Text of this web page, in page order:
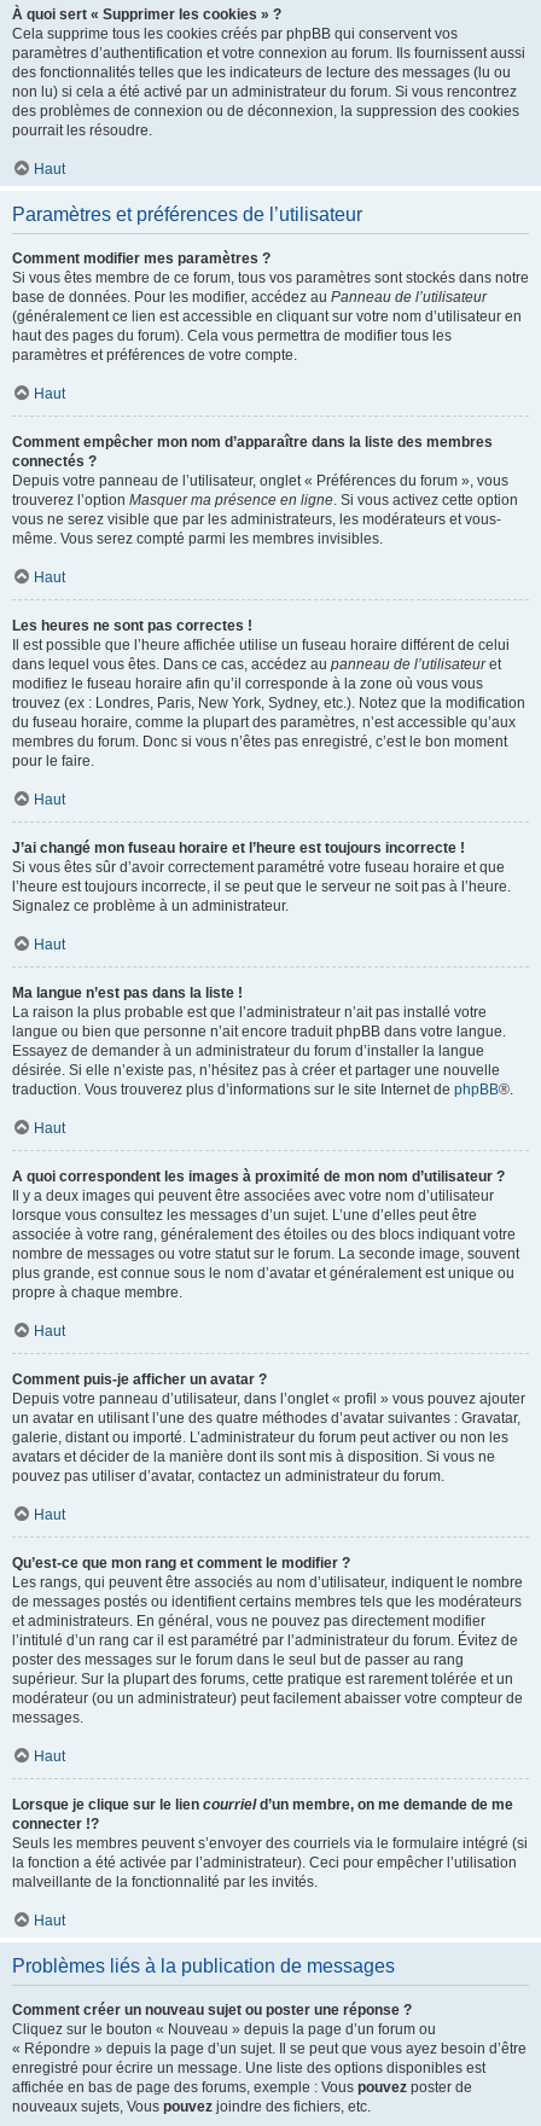
À quoi sert « Supprimer les cookies » ?
Cela supprime tous les cookies créés par phpBB qui conservent vos
paramètres d’authentification et votre connexion au forum. Ils fournissent aussi
des fonctionnalités telles que les indicateurs de lecture des messages (lu ou
non lu) si cela a été activé par un administrateur du forum. Si vous rencontrez
des problèmes de connexion ou de déconnexion, la suppression des cookies
pourrait les résoudre.
Haut
Paramètres et préférences de l’utilisateur
Comment modifier mes paramètres ?
Si vous êtes membre de ce forum, tous vos paramètres sont stockés dans notre
base de données. Pour les modifier, accédez au Panneau de l’utilisateur
(généralement ce lien est accessible en cliquant sur votre nom d’utilisateur en
haut des pages du forum). Cela vous permettra de modifier tous les
paramètres et préférences de votre compte.
Haut
Comment empêcher mon nom d’apparaître dans la liste des membres
connectés ?
Depuis votre panneau de l’utilisateur, onglet « Préférences du forum », vous
trouverez l’option Masquer ma présence en ligne. Si vous activez cette option
vous ne serez visible que par les administrateurs, les modérateurs et vous-
même. Vous serez compté parmi les membres invisibles.
Haut
Les heures ne sont pas correctes !
Il est possible que l’heure affichée utilise un fuseau horaire différent de celui
dans lequel vous êtes. Dans ce cas, accédez au panneau de l’utilisateuret
modifiez le fuseau horaire afin qu’il corresponde à la zone où vous vous
trouvez (ex : Londres, Paris, New York, Sydney, etc.). Notez que la modification
du fuseau horaire, comme la plupart des paramètres, n’est accessible qu’aux
membres du forum. Donc si vous n’êtes pas enregistré, c’est le bon moment
pour le faire.
Haut
J’ai changé mon fuseau horaire et l’heure est toujours incorrecte !
Si vous êtes sûr d’avoir correctement paramétré votre fuseau horaire et que
l’heure est toujours incorrecte, il se peut que le serveur ne soit pas à l’heure.
Signalez ce problème à un administrateur.
Haut
Ma langue n’est pas dans la liste !
La raison la plus probable est que l’administrateur n’ait pas installé votre
langue ou bien que personne n’ait encore traduit phpBB dans votre langue.
Essayez de demander à un administrateur du forum d’installer la langue
désirée. Si elle n’existe pas, n’hésitez pas à créer et partager une nouvelle
traduction. Vous trouverez plus d’informations sur le site Internet de phpBB®.
Haut
A quoi correspondent les images à proximité de mon nom d’utilisateur ?
Il y a deux images qui peuvent être associées avec votre nom d’utilisateur
lorsque vous consultez les messages d’un sujet. L’une d’elles peut être
associée à votre rang, généralement des étoiles ou des blocs indiquant votre
nombre de messages ou votre statut sur le forum. La seconde image, souvent
plus grande, est connue sous le nom d’avatar et généralement est unique ou
propre à chaque membre.
Haut
Comment puis-je afficher un avatar ?
Depuis votre panneau d’utilisateur, dans l’onglet « profil » vous pouvez ajouter
un avatar en utilisant l’une des quatre méthodes d’avatar suivantes : Gravatar,
galerie, distant ou importé. L’administrateur du forum peut activer ou non les
avatars et décider de la manière dont ils sont mis à disposition. Si vous ne
pouvez pas utiliser d’avatar, contactez un administrateur du forum.
Haut
Qu’est-ce que mon rang et comment le modifier ?
Les rangs, qui peuvent être associés au nom d’utilisateur, indiquent le nombre
de messages postés ou identifient certains membres tels que les modérateurs
et administrateurs. En général, vous ne pouvez pas directement modifier
l’intitulé d’un rang car il est paramétré par l’administrateur du forum. Évitez de
poster des messages sur le forum dans le seul but de passer au rang
supérieur. Sur la plupart des forums, cette pratique est rarement tolérée et un
modérateur (ou un administrateur) peut facilement abaisser votre compteur de
messages.
Haut
Lorsque je clique sur le lien courrield’un membre, on me demande de me
connecter !?
Seuls les membres peuvent s’envoyer des courriels via le formulaire intégré (si
la fonction a été activée par l’administrateur). Ceci pour empêcher l’utilisation
malveillante de la fonctionnalité par les invités.
Haut
Problèmes liés à la publication de messages
Comment créer un nouveau sujet ou poster une réponse ?
Cliquez sur le bouton « Nouveau » depuis la page d’un forum ou
« Répondre » depuis la page d’un sujet. Il se peut que vous ayez besoin d’être
enregistré pour écrire un message. Une liste des options disponibles est
affichée en bas de page des forums, exemple : Vous pouvez poster de
nouveaux sujets, Vous pouvez joindre des fichiers, etc.